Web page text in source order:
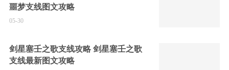
噩梦支线图文攻略
05-30
剑星塞壬之歌支线攻略 剑星塞壬之歌
支线最新图文攻略